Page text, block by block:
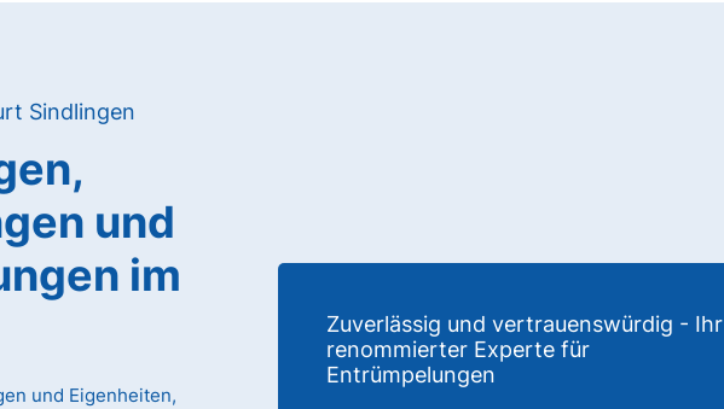
Sindlingen
Zuverlässig und vertrauenswürdig - Ihr
renommierter Experte für
Entrümpelungen
und
im
und Eigenheiten,